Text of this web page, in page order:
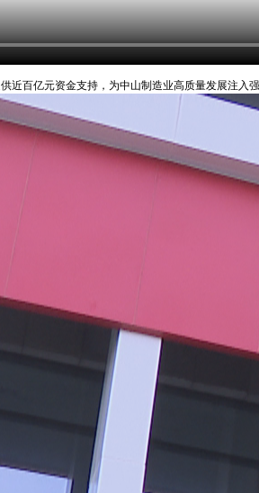
近百亿元资金支持，为中山制造业高质量发展注入强